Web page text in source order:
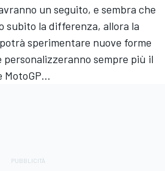
un seguito, e sembra che
subito la differenza, allora la
sperimentare nuove forme
sempre più il
MotoGP…